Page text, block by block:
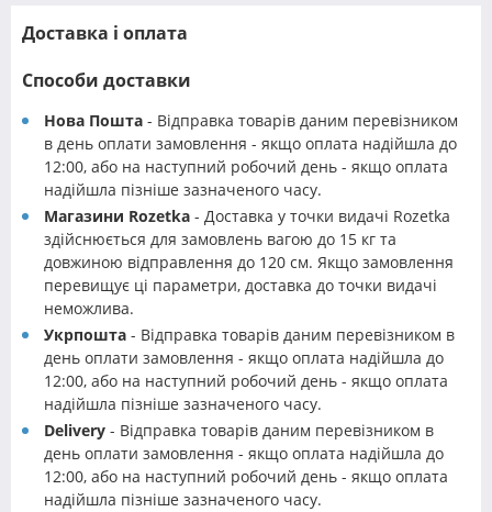
Доставка і оплата
Способи доставки
Нова Пошта - Відправка товарів даним перевізником
в день оплати замовлення - якщо оплата надійшла до
12:00, або на наступний робочий день - якщо оплата
надійшла пізніше зазначеного часу.
Магазини Rozetka - Доставка у точки видачі Rozetka
здійснюється для замовлень вагою до 15 кг та
довжиною відправлення до 120 см. Якщо замовлення
перевищує ці параметри, доставка до точки видачі
неможлива.
Укрпошта - Відправка товарів даним перевізником в
день оплати замовлення - якщо оплата надійшла до
12:00, або на наступний робочий день - якщо оплата
надійшла пізніше зазначеного часу.
Delivery - Відправка товарів даним перевізником в
день оплати замовлення - якщо оплата надійшла до
12:00, або на наступний робочий день - якщо оплата
надійшла пізніше зазначеного часу.